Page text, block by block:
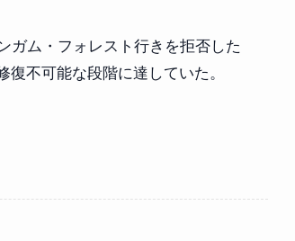
ガム・フォレスト行きを拒否した
不可能な段階に達していた。